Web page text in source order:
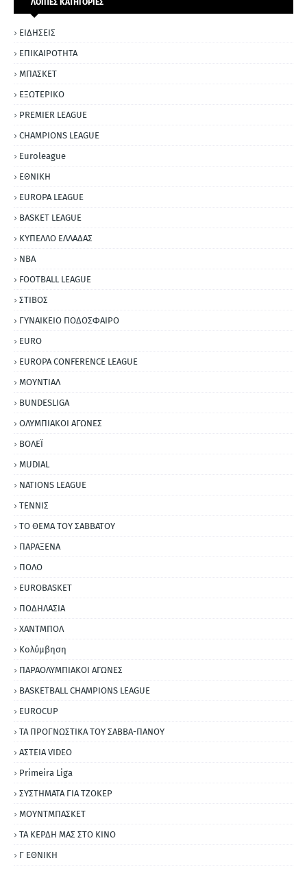
ΛΟΙΠΕΣ ΚΑΤΗΓΟΡΙΕΣ
ΕΙΔΗΣΕΙΣ
ΕΠΙΚΑΙΡΟΤΗΤΑ
ΜΠΑΣΚΕΤ
ΕΞΩΤΕΡΙΚΟ
PREMIER LEAGUE
CHAMPIONS LEAGUE
Euroleague
ΕΘΝΙΚΗ
EUROPA LEAGUE
BASKET LEAGUE
ΚΥΠΕΛΛΟ ΕΛΛΑΔΑΣ
NBA
FOOTBALL LEAGUE
ΣΤΙΒΟΣ
ΓΥΝΑΙΚΕΙΟ ΠΟΔΟΣΦΑΙΡΟ
EURO
EUROPA CONFERENCE LEAGUE
ΜΟΥΝΤΙΑΛ
BUNDESLIGA
ΟΛΥΜΠΙΑΚΟΙ ΑΓΩΝΕΣ
ΒΟΛΕΪ
MUDIAL
NATIONS LEAGUE
ΤΕΝΝΙΣ
ΤΟ ΘΕΜΑ ΤΟΥ ΣΑΒΒΑΤΟΥ
ΠΑΡΑΞΕΝΑ
ΠΟΛΟ
EUROBASKET
ΠΟΔΗΛΑΣΙΑ
ΧΑΝΤΜΠΟΛ
Κολύμβηση
ΠΑΡΑΟΛΥΜΠΙΑΚΟΙ ΑΓΩΝΕΣ
BASKETBALL CHAMPIONS LEAGUE
EUROCUP
ΤΑ ΠΡΟΓΝΩΣΤΙΚΑ ΤΟΥ ΣΑΒΒΑ-ΠΑΝΟΥ
ΑΣΤΕΙΑ VIDEO
Primeira Liga
ΣΥΣΤΗΜΑΤΑ ΓΙΑ ΤΖΟΚΕΡ
ΜΟΥΝΤΜΠΑΣΚΕΤ
ΤΑ ΚΕΡΔΗ ΜΑΣ ΣΤΟ ΚΙΝΟ
Γ ΕΘΝΙΚΗ